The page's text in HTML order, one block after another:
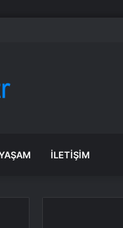
havada kaldılar
İLETIŞIM